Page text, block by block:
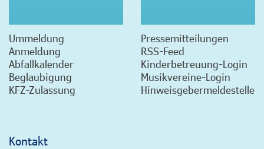
Ummeldung
Anmeldung
Abfallkalender
Beglaubigung
KFZ-Zulassung
Pressemitteilungen
RSS-Feed
Kinderbetreuung-Login
Musikvereine-Login
Hinweisgebermeldestelle
Kontakt